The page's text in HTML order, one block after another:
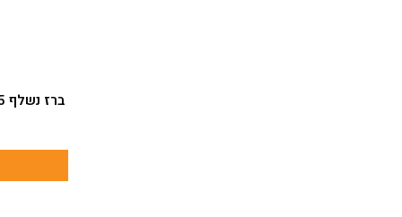
ברז נשלף 61215 CUCINA אקווילה פרימיום